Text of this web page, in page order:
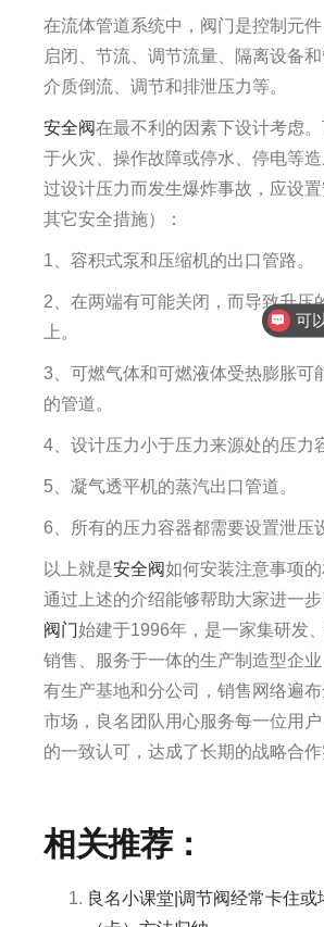
在流体管道系统中，阀门是控制元
启闭、节流、调节流量、隔离设备
介质倒流、调节和排泄压力等。
安全阀在最不利的因素下设计考虑
于火灾、操作故障或停水、停电等
过设计压力而发生爆炸事故，应设
其它安全措施）：
1、容积式泵和压缩机的出口管路。
2、在两端有可能关闭，而导致升压
上。
3、可燃气体和可燃液体受热膨胀可
的管道。
4、设计压力小于压力来源处的压力
5、凝气透平机的蒸汽出口管道。
6、所有的压力容器都需要设置泄压
以上就是安全阀如何安装注意事项
通过上述的介绍能够帮助大家进一步
阀门始建于1996年，是一家集研发
销售、服务于一体的生产制造型企
有生产基地和分公司，销售网络遍
市场，良名团队用心服务每一位用
的一致认可，达成了长期的战略合作
相关推荐：
良名小课堂|调节阀经常卡住或